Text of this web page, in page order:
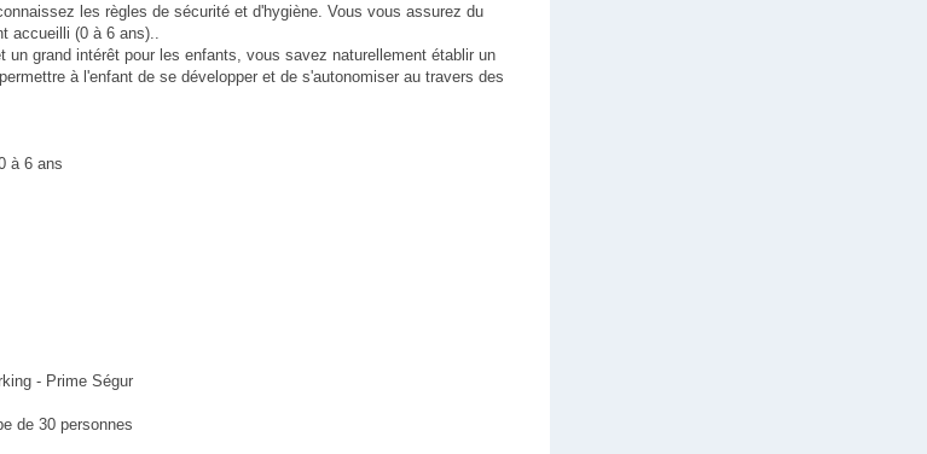
les règles de sécurité et d'hygiène. Vous vous assurez du
accueilli (0 à 6 ans)..
grand intérêt pour les enfants, vous savez naturellement établir un
à l'enfant de se développer et de s'autonomiser au travers des
à 6 ans
- Prime Ségur
de 30 personnes